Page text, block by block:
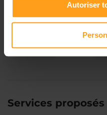
Autoriser
Samedi
Dimanche
Services proposés